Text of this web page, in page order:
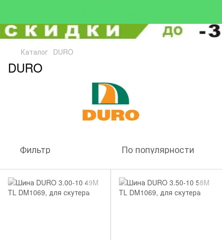
Каталог DURO
DURO
Фильтр По популярности